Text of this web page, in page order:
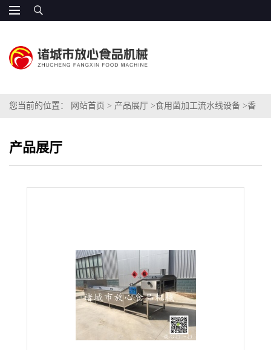
您当前的位置： 网站首页 > 产品展厅 >食用菌加工流水线设备 >香
产品展厅